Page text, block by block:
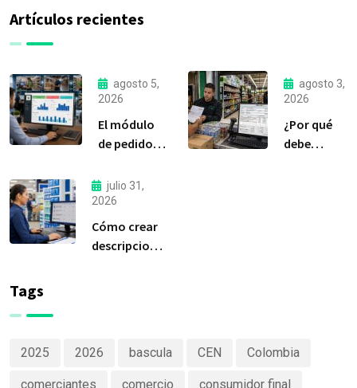
Artículos recientes
agosto 5,
2026
El módulo
de pedidos:
la
herramienta
más
importante
de Delfín
agosto 3,
2026
¿Por qué
debe
julio 31,
2026
Cómo crear
descripciones
Tags
2025 2026 bascula CEN Colombia
comerciantes comercio consumidor final